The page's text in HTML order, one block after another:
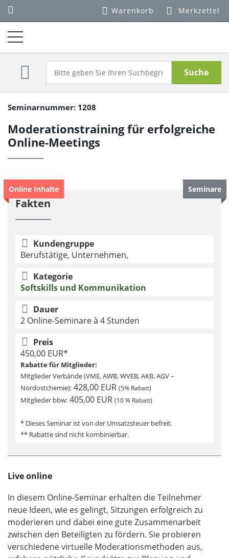
Warenkorb Merkzettel
Suche
Seminarnummer: 1208
Moderationstraining für erfolgreiche
Online-Meetings
Fakten
Kundengruppe
Berufstätige, Unternehmen,
Kategorie
Softskills und Kommunikation
Dauer
2 Online-Seminare à 4 Stunden
Preis
450,00 EUR*
Rabatte für Mitglieder:
Mitglieder Verbände (VME, AWB, WVEB, AKB, AGV –
Nordostchemie): 428,00 EUR (5% Rabatt)
Mitglieder bbw: 405,00 EUR (10 % Rabatt)
* Dieses Seminar ist von der Umsatzsteuer befreit.
** Rabatte sind nicht kombinierbar.
Seminare
Online Inhalte
Live online
In diesem Online-Seminar erhalten die Teilnehmer
neue Ideen, wie es gelingt, Sitzungen erfolgreich zu
moderieren und dabei eine gute Zusammenarbeit
zwischen den Beteiligten zu fördern. Sie probieren
verschiedene virtuelle Moderationsmethoden aus,